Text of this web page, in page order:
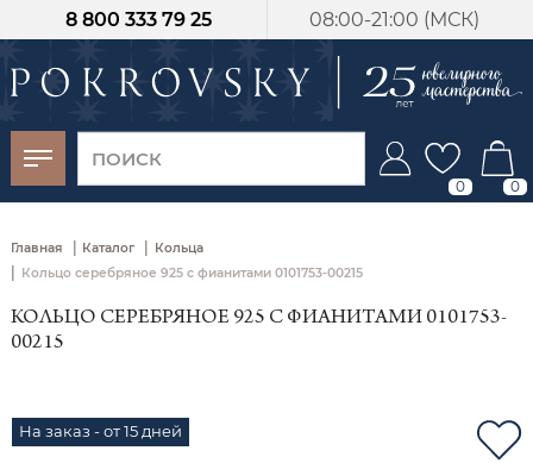
08:00-21:00 (МСК)
8 800 333 79 25
0 0
Главная | Каталог | Кольца
| Кольцо серебряное 925 с фианитами 0101753-00215
КОЛЬЦО СЕРЕБРЯНОЕ 925 С ФИАНИТАМИ 0101753-
00215
На заказ - от 15 дней
-30%
от 15 дней с
момента оплаты